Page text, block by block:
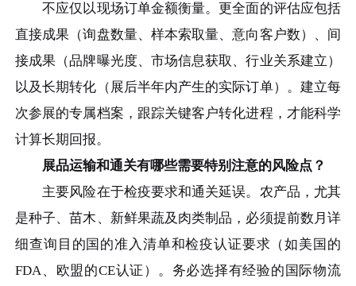
不应仅以现场订单金额衡量。更全面的评估应包括
直接成果（询盘数量、样本索取量、意向客户数）、间
接成果（品牌曝光度、市场信息获取、行业关系建立）
以及长期转化（展后半年内产生的实际订单）。建立每
次参展的专属档案，跟踪关键客户转化进程，才能科学
计算长期回报。
展品运输和通关有哪些需要特别注意的风险点？
主要风险在于检疫要求和通关延误。农产品，尤其
是种子、苗木、新鲜果蔬及肉类制品，必须提前数月详
细查询目的国的准入清单和检疫认证要求（如美国的
FDA、欧盟的CE认证）。务必选择有经验的国际物流